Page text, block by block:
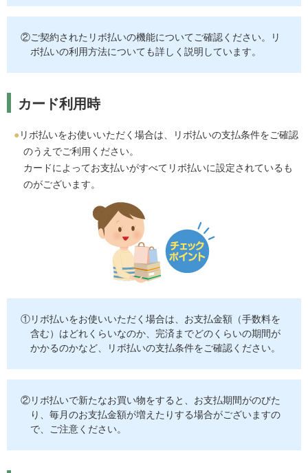
②ご契約されたリボ払いの機能についてご確認ください。リ
ボ払いの利用方法についても詳しく説明しています。
カード利用時
リボ払いをお使いいただく場合は、リボ払いの支払条件をご確認
のうえでご利用ください。
カードによってお支払いがすべてリボ払いに設定されているも
のがございます。
①リボ払いをお使いいただく場合は、お支払金額（手数料を
含む）はどれくらいなのか、完済までどのくらいの期間が
かかるのかなど、リボ払いの支払条件をご確認ください。
②リボ払いで新たなお買い物をすると、お支払期間がのびた
り、毎月のお支払金額が増えたりする場合がございますの
で、ご注意ください。